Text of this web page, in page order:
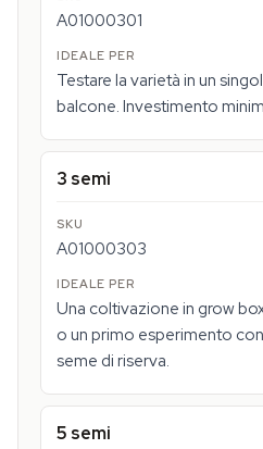
A01000301
Testare la varietà in un
balcone. Investimento
3 semi
A01000303
Una coltivazione in grow
o un primo esperimento
seme di riserva.
5 semi